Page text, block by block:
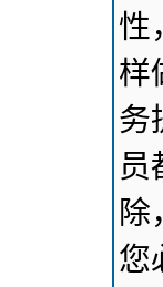
性
样
务
员
除
您